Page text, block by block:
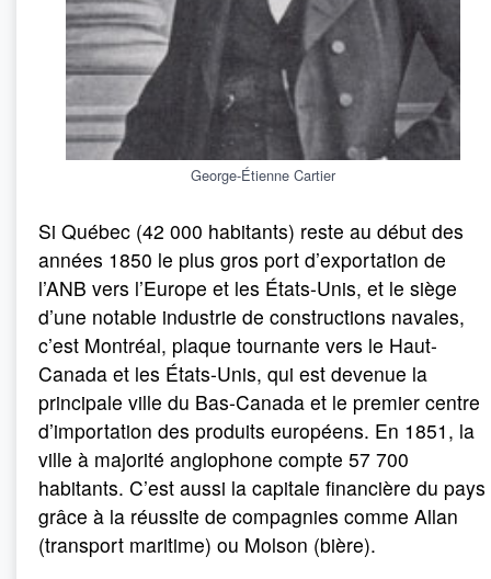
George-Étienne Cartier
Si Québec (42 000 habitants) reste au début des
années 1850 le plus gros port d’exportation de
l’ANB vers l’Europe et les États-Unis, et le siège
d’une notable industrie de constructions navales,
c’est Montréal, plaque tournante vers le Haut-
Canada et les États-Unis, qui est devenue la
principale ville du Bas-Canada et le premier centre
d’importation des produits européens. En 1851, la
ville à majorité anglophone compte 57 700
habitants. C’est aussi la capitale financière du pays
grâce à la réussite de compagnies comme Allan
(transport maritime) ou Molson (bière).